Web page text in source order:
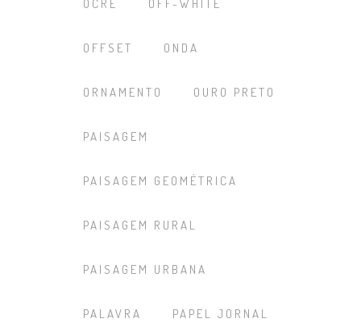
OCRE OFF-WHITE
OFFSET ONDA
ORNAMENTO OURO PRETO
PAISAGEM
PAISAGEM GEOMÉTRICA
PAISAGEM RURAL
PAISAGEM URBANA
PALAVRA PAPEL JORNAL